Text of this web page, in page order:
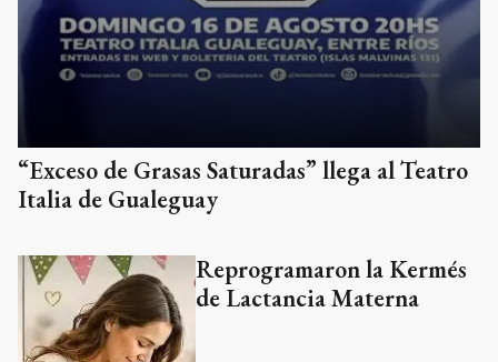
“Exceso de Grasas Saturadas” llega al Teatro
Italia de Gualeguay
Reprogramaron la Kermés
de Lactancia Materna